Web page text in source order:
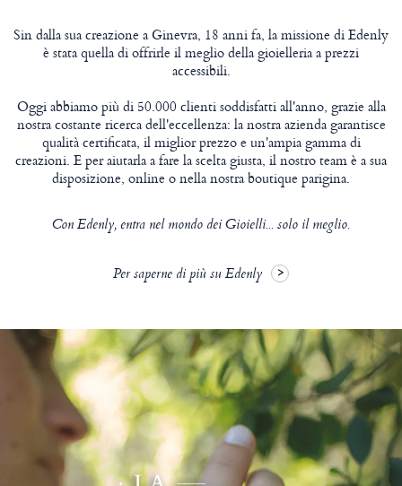
Sin dalla sua creazione a Ginevra, 18 anni fa, la missione di Edenly
è stata quella di offrirle il meglio della gioielleria a prezzi
accessibili.
Oggi abbiamo più di 50.000 clienti soddisfatti all'anno, grazie alla
nostra costante ricerca dell'eccellenza: la nostra azienda garantisce
qualità certificata, il miglior prezzo e un'ampia gamma di
creazioni. E per aiutarla a fare la scelta giusta, il nostro team è a sua
disposizione, online o nella nostra boutique parigina.
Con Edenly, entra nel mondo dei Gioielli... solo il meglio.
Per saperne di più su Edenly